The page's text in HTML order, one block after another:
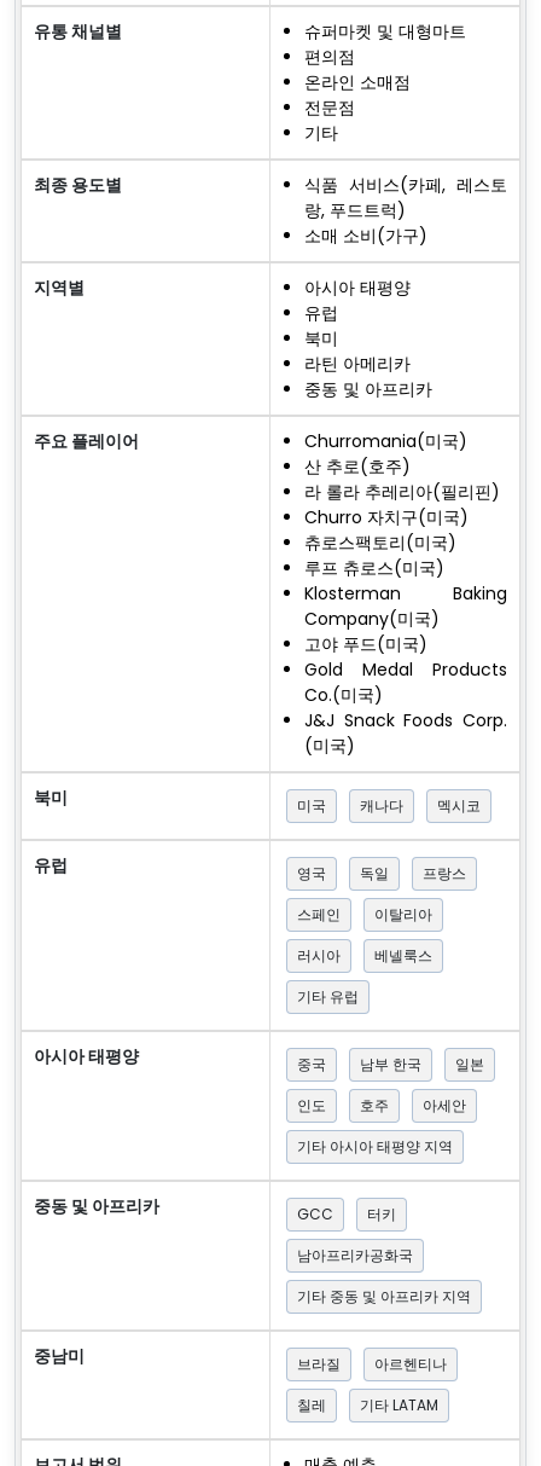
유통 채널별
슈퍼마켓 및 대형마트
편의점
온라인 소매점
전문점
기타
최종 용도별
식품 서비스(카페, 레스토
랑, 푸드트럭)
소매 소비(가구)
지역별
아시아 태평양
유럽
북미
라틴 아메리카
중동 및 아프리카
주요 플레이어
Churromania(미국)
산 추로(호주)
라 롤라 추레리아(필리핀)
Churro 자치구(미국)
츄로스팩토리(미국)
루프 츄로스(미국)
Klosterman Baking
Company(미국)
고야 푸드(미국)
Gold Medal Products
Co.(미국)
J&J Snack Foods Corp.
(미국)
북미 미국 캐나다 멕시코
유럽 영국 독일
프랑스
스페인
이탈리아
러시아
베넬룩스
기타 유럽
아시아 태평양 중국 남부 한국
일본
인도
호주
아세안
기타 아시아 태평양 지역
중동 및 아프리카 GCC
터키
남아프리카공화국
기타 중동 및 아프리카 지역
중남미 브라질
아르헨티나
칠레
기타 LATAM